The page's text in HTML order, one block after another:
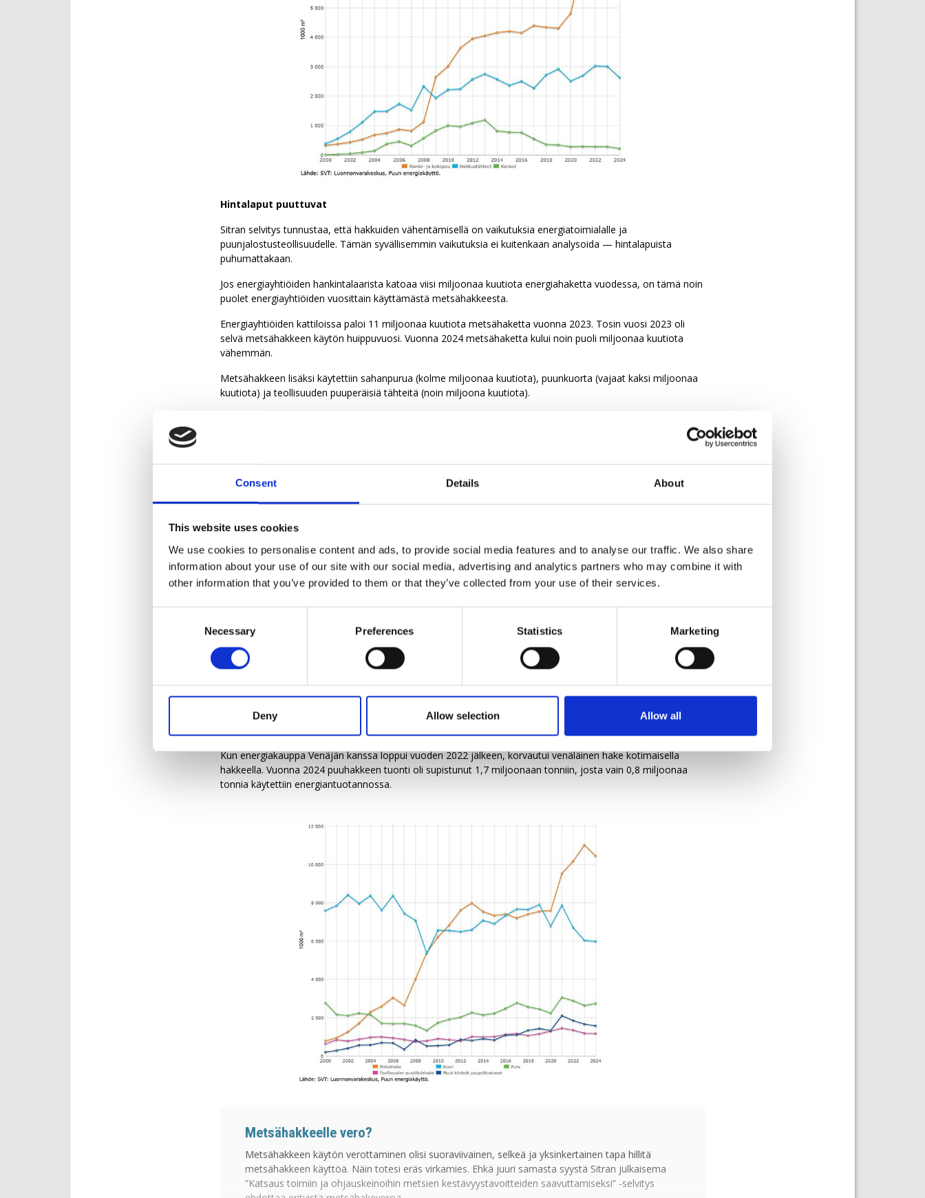
Consent Details About
This website uses cookies
We use cookies to personalise content and ads, to provide social media features and to analyse our traffic. We also share
information about your use of our site with our social media, advertising and analytics partners who may combine it with
other information that you’ve provided to them or that they’ve collected from your use of their services.
Necessary Preferences Statistics Marketing
Deny Allow selection Allow all
Hintalaput puuttuvat
Sitran selvitys tunnustaa, että hakkuiden vähentämisellä on vaikutuksia energiatoimialalle ja
puunjalostusteollisuudelle. Tämän syvällisemmin vaikutuksia ei kuitenkaan analysoida — hintalapuista
puhumattakaan.
Jos energiayhtiöiden hankintalaarista katoaa viisi miljoonaa kuutiota energiahaketta vuodessa, on tämä noin
puolet energiayhtiöiden vuosittain käyttämästä metsähakkeesta.
Energiayhtiöiden kattiloissa paloi 11 miljoonaa kuutiota metsähaketta vuonna 2023. Tosin vuosi 2023 oli
selvä metsähakkeen käytön huippuvuosi. Vuonna 2024 metsähaketta kului noin puoli miljoonaa kuutiota
vähemmän.
Metsähakkeen lisäksi käytettiin sahanpurua (kolme miljoonaa kuutiota), puunkuorta (vajaat kaksi miljoonaa
kuutiota) ja teollisuuden puuperäisiä tähteitä (noin miljoona kuutiota).
10 terawattituntia kaukolämpöä.
sisältyy biomassoihin. Sähköntuotannossa energiapuun osuus biomassoista oli arvioiden mukaan 20
Mistä metsähaketta tulee?
Metsiä ei kasvateta poltettavaksi. Suurin osa energiantuotannossa käytetystä energiapuusta on
metsäteollisuuden sivuvirtoja — jalostukseen kelpaamatonta jätettä, hakkuutähteitä ja
Metsähaketta myös tuodaan Suomeen. Osan tuontihakkeesta käyttää paperiteollisuus, osan
energiateollisuus. Tuonnin huippuvuosina 2021 ja 2022 metsähaketta tuotiin 4,4 miljoonaa kuutiota.
lähinnä kaukolämmön tuotantoon.
Tuonnista suurin osa oli peräisin Venäjältä. Vuonna 2020 Venäjältä tuotiin peräti 3,6 miljoonaa kuutiota
Kun energiakauppa Venäjän kanssa loppui vuoden 2022 jälkeen, korvautui venäläinen hake kotimaisella
hakkeella. Vuonna 2024 puuhakkeen tuonti oli supistunut 1,7 miljoonaan tonniin, josta vain 0,8 miljoonaa
tonnia käytettiin energiantuotannossa.
Metsähakkeelle vero?
Metsähakkeen käytön verottaminen olisi suoraviivainen, selkeä ja yksinkertainen tapa hillitä
metsähakkeen käyttöä. Näin totesi eräs virkamies. Ehkä juuri samasta syystä Sitran julkaisema
”Katsaus toimiin ja ohjauskeinoihin metsien kestävyystavoitteiden saavuttamiseksi” -selvitys